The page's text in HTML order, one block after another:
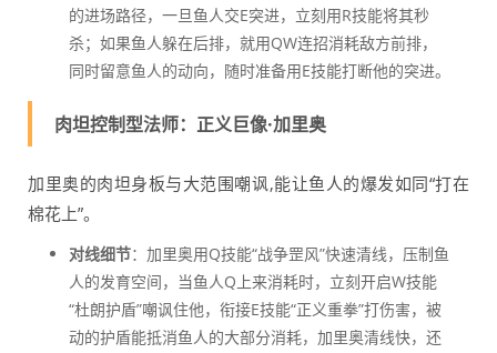
的进场路径，一旦鱼人交E突进，立刻用R技能将其秒
杀；如果鱼人躲在后排，就用QW连招消耗敌方前排，
同时留意鱼人的动向，随时准备用E技能打断他的突进。
肉坦控制型法师：正义巨像·加里奥
加里奥的肉坦身板与大范围嘲讽,能让鱼人的爆发如同“打在
棉花上”。
对线细节：加里奥用Q技能“战争罡风”快速清线，压制鱼
人的发育空间，当鱼人Q上来消耗时，立刻开启W技能
“杜朗护盾”嘲讽住他，衔接E技能“正义重拳”打伤害，被
动的护盾能抵消鱼人的大部分消耗，加里奥清线快，还